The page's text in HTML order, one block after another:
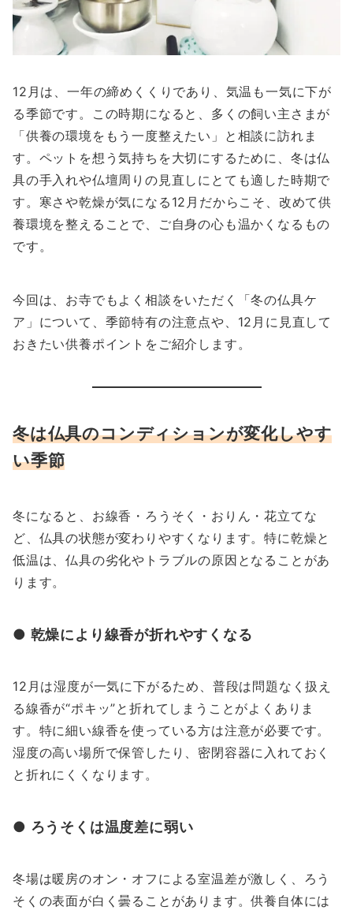
12月は、一年の締めくくりであり、気温も一気に下が
る季節です。この時期になると、多くの飼い主さまが
「供養の環境をもう一度整えたい」と相談に訪れま
す。ペットを想う気持ちを大切にするために、冬は仏
具の手入れや仏壇周りの見直しにとても適した時期で
す。寒さや乾燥が気になる12月だからこそ、改めて供
養環境を整えることで、ご自身の心も温かくなるもの
です。
今回は、お寺でもよく相談をいただく「冬の仏具ケ
ア」について、季節特有の注意点や、12月に見直して
おきたい供養ポイントをご紹介します。
冬は仏具のコンディションが変化しやす
い季節
冬になると、お線香・ろうそく・おりん・花立てな
ど、仏具の状態が変わりやすくなります。特に乾燥と
低温は、仏具の劣化やトラブルの原因となることがあ
ります。
● 乾燥により線香が折れやすくなる
12月は湿度が一気に下がるため、普段は問題なく扱え
る線香が“ポキッ”と折れてしまうことがよくありま
す。特に細い線香を使っている方は注意が必要です。
湿度の高い場所で保管したり、密閉容器に入れておく
と折れにくくなります。
● ろうそくは温度差に弱い
冬場は暖房のオン・オフによる室温差が激しく、ろう
そくの表面が白く曇ることがあります。供養自体には